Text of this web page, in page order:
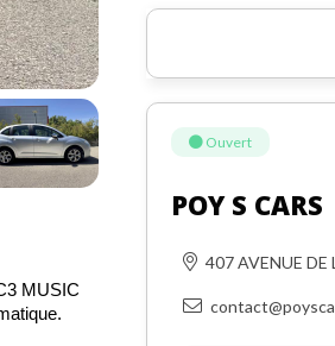
MUSIC
Ouvert
POY S CARS
407 AVENUE